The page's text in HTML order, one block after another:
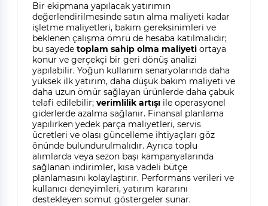
Bir ekipmana yapılacak yatırımın
değerlendirilmesinde satın alma maliyeti kadar
işletme maliyetleri, bakım gereksinimleri ve
beklenen çalışma ömrü de hesaba katılmalıdır;
bu sayede toplam sahip olma maliyetiortaya
konur ve gerçekçi bir geri dönüş analizi
yapılabilir. Yoğun kullanım senaryolarında daha
yüksek ilk yatırım, daha düşük bakım maliyeti ve
daha uzun ömür sağlayan ürünlerde daha çabuk
telafi edilebilir; verimlilik artışıile operasyonel
giderlerde azalma sağlanır. Finansal planlama
yapılırken yedek parça maliyetleri, servis
ücretleri ve olası güncelleme ihtiyaçları göz
önünde bulundurulmalıdır. Ayrıca toplu
alımlarda veya sezon başı kampanyalarında
sağlanan indirimler, kısa vadeli bütçe
planlamasını kolaylaştırır. Performans verileri ve
kullanıcı deneyimleri, yatırım kararını
destekleyen somut göstergeler sunar.